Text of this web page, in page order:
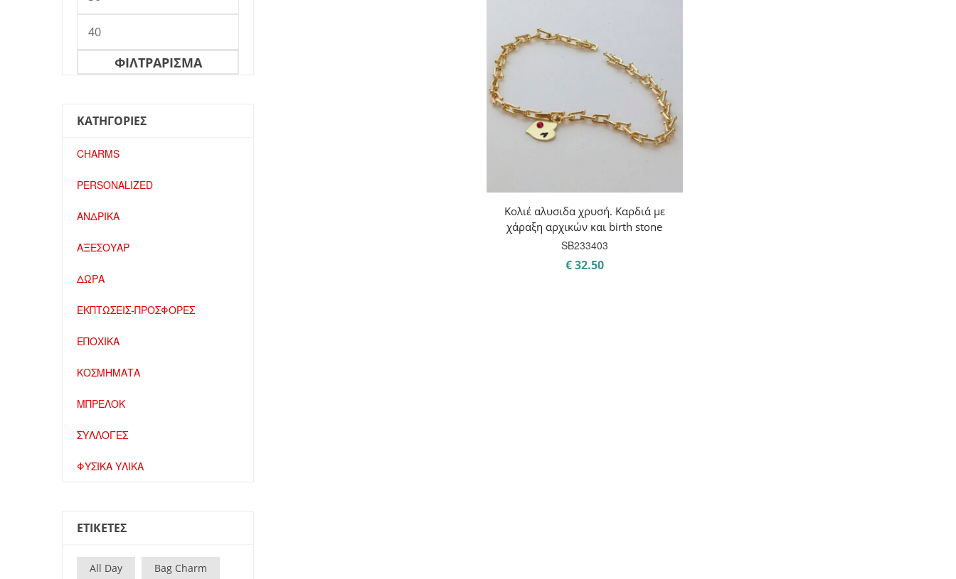
τιμή
τιμή
ΦΙΛΤΡΆΡΙΣΜΑ
ΚΑΤΗΓΟΡΙΕΣ
CHARMS
PERSONALIZED
ΑΝΔΡΙΚΑ
ΑΞΕΣΟΥΑΡ
ΔΩΡΑ
ΕΚΠΤΩΣΕΙΣ-ΠΡΟΣΦΟΡΕΣ
ΕΠΟΧΙΚΑ
ΚΟΣΜΗΜΑΤΑ
ΜΠΡΕΛΟΚ
ΣΥΛΛΟΓΕΣ
ΦΥΣΙΚΑ ΥΛΙΚΑ
ΕΤΙΚΕΤΕΣ
All Day Bag Charm
Κολιέ αλυσιδα χρυσή. Καρδιά με
χάραξη αρχικών και birth stone
SB233403
€32.50